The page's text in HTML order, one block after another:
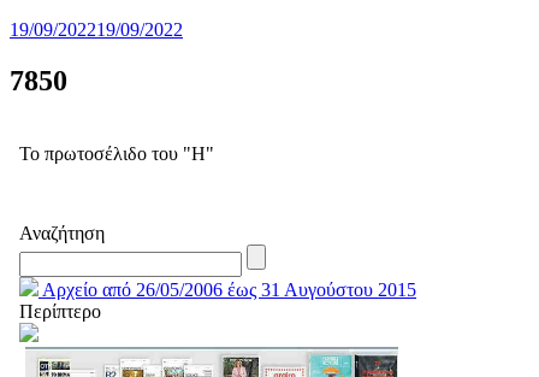
19/09/202219/09/2022
7850
Το πρωτοσέλιδο του "Η"
Αναζήτηση
Αρχείο από 26/05/2006 έως 31 Αυγούστου 2015
Περίπτερο